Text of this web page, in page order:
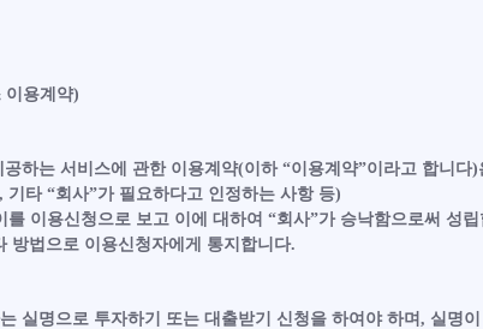
이용계약)
공하는 서비스에 관한 이용계약(이하 “이용계약”이라고 합니
기타 “회사”가 필요하다고 인정하는 사항 등)
를 이용신청으로 보고 이에 대하여 “회사”가 승낙함으로써 성
방법으로 이용신청자에게 통지합니다.
실명으로 투자하기 또는 대출받기 신청을 하여야 하며, 실명